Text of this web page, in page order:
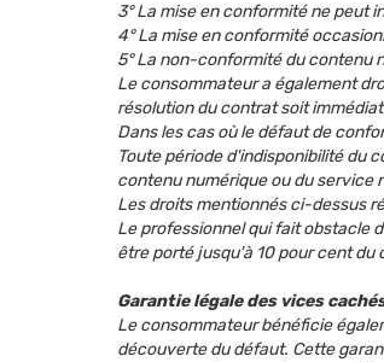
3° La mise en conformité ne peut
4° La mise en conformité
5° La non-conformité du contenu
Le consommateur a également
résolution du contrat soit
Dans les cas où le défaut de
Toute période d'indisponibilité du
contenu numérique ou du service
Les droits mentionnés ci-dessus
Le professionnel qui fait obstacle
être porté jusqu'à 10 pour cent du
Garantie légale des vices
Le consommateur bénéficie
découverte du défaut. Cette